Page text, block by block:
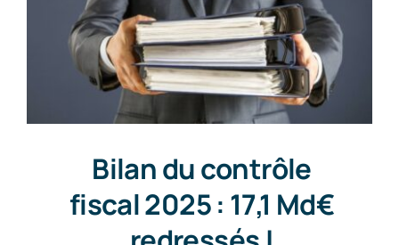
Bilan du contrôle
fiscal 2025 : 17,1 Md€